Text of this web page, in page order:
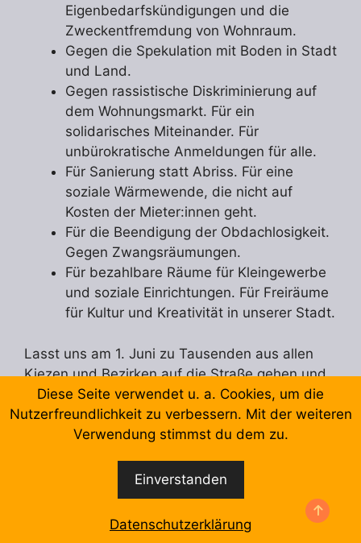
Eigenbedarfskündigungen und die
Zweckentfremdung von Wohnraum.
Gegen die Spekulation mit Boden in Stadt
und Land.
Gegen rassistische Diskriminierung auf
dem Wohnungsmarkt. Für ein
solidarisches Miteinander. Für
unbürokratische Anmeldungen für alle.
Für Sanierung statt Abriss. Für eine
soziale Wärmewende, die nicht auf
Kosten der Mieter:innen geht.
Für die Beendigung der Obdachlosigkeit.
Gegen Zwangsräumungen.
Für bezahlbare Räume für Kleingewerbe
und soziale Einrichtungen. Für Freiräume
für Kultur und Kreativität in unserer Stadt.
Lasst uns am 1. Juni zu Tausenden aus allen
Kiezen und Bezirken auf die Straße gehen und
zeigen, dass wir stark und vielfältig sind.
Wohnraum ist keine Ware — sondern ein
Menschenrecht
Die Vorbereitungen zur Mietendemo findet beim
#Mietenwahnsinn-Plenum jeden Dienstag um
Diese Seite verwendet u. a. Cookies, um die
Nutzerfreundlichkeit zu verbessern. Mit der weiteren
Verwendung stimmst du dem zu.
Einverstanden
Datenschutzerklärung